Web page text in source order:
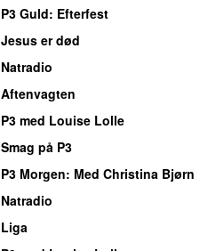
P3 Guld: Efterfest
Jesus er død
Natradio
Aftenvagten
P3 med Louise Lolle
Smag på P3
P3 Morgen: Med Christina Bjørn
Natradio
Liga